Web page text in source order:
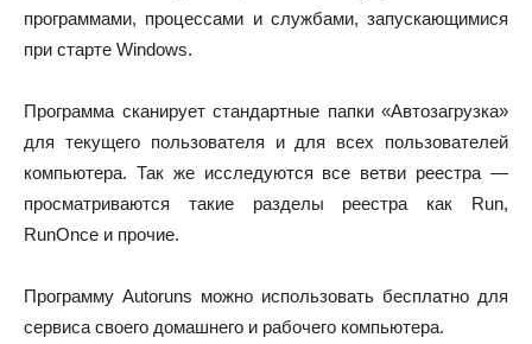
программами, процессами и службами, запускающимися
при старте Windows.
Программа сканирует стандартные папки «Автозагрузка»
для текущего пользователя и для всех пользователей
компьютера. Так же исследуются все ветви реестра —
просматриваются такие разделы реестра как Run,
RunOnce и прочие.
Программу Autoruns можно использовать бесплатно для
сервиса своего домашнего и рабочего компьютера.